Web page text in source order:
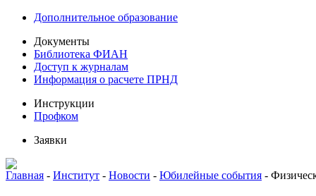
Дополнительное образование
Документы
Библиотека ФИАН
Доступ к журналам
Информация о расчете ПРНД
Инструкции
Профком
Заявки
Главная - Институт - Новости - Юбилейные события -